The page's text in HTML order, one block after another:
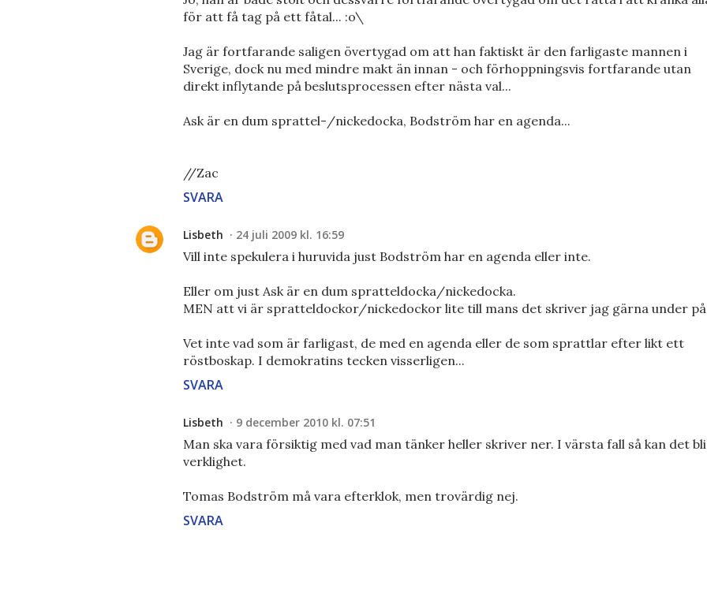
för att få tag på ett fåtal... :o\
Jag är fortfarande saligen övertygad om att han faktiskt är den farligaste mannen i
Sverige, dock nu med mindre makt än innan - och förhoppningsvis fortfarande utan
direkt inflytande på beslutsprocessen efter nästa val...
Ask är en dum sprattel-/nickedocka, Bodström har en agenda...
//Zac
SVARA
Lisbeth 24 juli 2009 kl. 16:59
Vill inte spekulera i huruvida just Bodström har en agenda eller inte.
Eller om just Ask är en dum spratteldocka/nickedocka.
MEN att vi är spratteldockor/nickedockor lite till mans det skriver jag gärna under
Vet inte vad som är farligast, de med en agenda eller de som sprattlar efter likt ett
röstboskap. I demokratins tecken visserligen...
SVARA
Lisbeth 9 december 2010 kl. 07:51
Man ska vara försiktig med vad man tänker heller skriver ner. I värsta fall så kan det bli
verklighet.
Tomas Bodström må vara efterklok, men trovärdig nej.
SVARA